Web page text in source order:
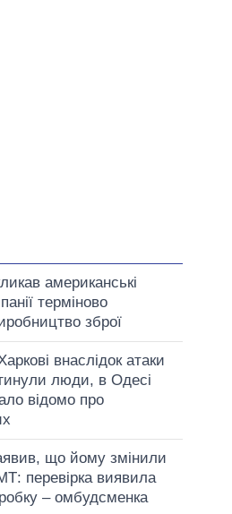
американські
терміново
зброї
внаслідок атаки
люди, в Одесі
відомо про
що йому змінили
перевірка виявила
– омбудсменка